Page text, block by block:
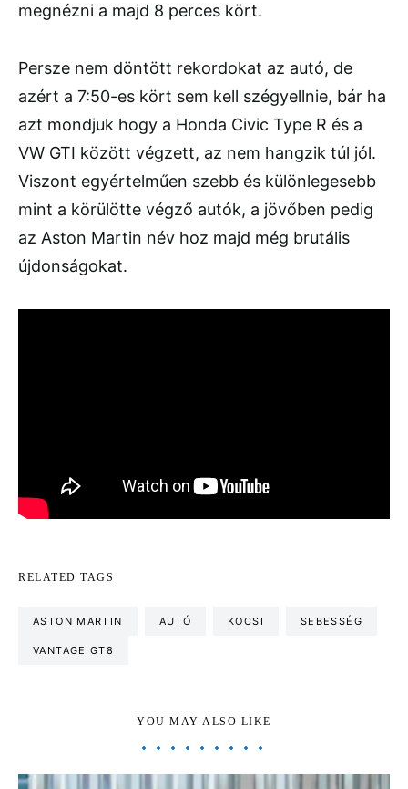
megnézni a majd 8 perces kört.
Persze nem döntött rekordokat az autó, de
azért a 7:50-es kört sem kell szégyellnie, bár ha
azt mondjuk hogy a Honda Civic Type R és a
VW GTI között végzett, az nem hangzik túl jól.
Viszont egyértelműen szebb és különlegesebb
mint a körülötte végző autók, a jövőben pedig
az Aston Martin név hoz majd még brutális
újdonságokat.
RELATED TAGS
ASTON MARTIN AUTÓ KOCSI SEBESSÉG
VANTAGE GT8
YOU MAY ALSO LIKE